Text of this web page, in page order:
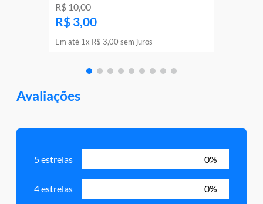
R$10,00
R$ 3,00
Em até 1x R$ 3,00 sem juros
Avaliações
5 estrelas 0%
4 estrelas 0%